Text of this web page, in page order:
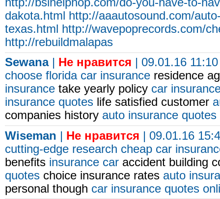
dakota.html http://aaautosound.com/
texas.html http://wavepoprecords.com/
http://rebuildmalapas
Sewana| Не нравится | 09.01.16
choose florida car insurance residence
insurance take yearly policy car
insurance quotes life satisfied customer
companies history auto insurance quotes
Wiseman | Не нравится | 09.01.16
cutting-edge research cheap car
benefits insurance car accident building
quotes choice insurance rates auto
personal though car insurance quotes